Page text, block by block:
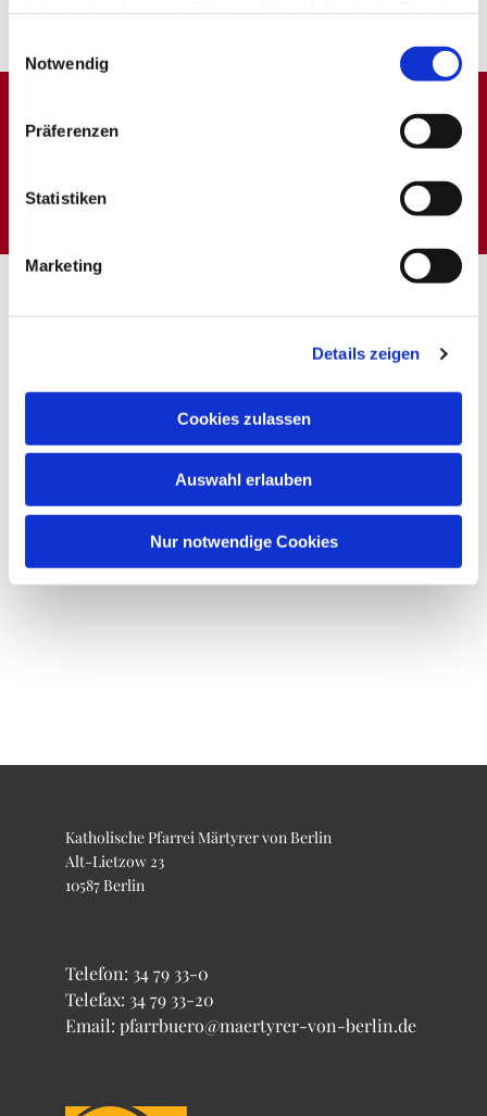
Notwendig
Präferenzen
Statistiken
Marketing
Details zeigen
Cookies zulassen
Auswahl erlauben
Nur notwendige Cookies
Dies könnte Sie auch
Katholische Pfarrei Märtyrer von Berlin
Alt-Lietzow 23
10587 Berlin
Telefon: 34 79 33-0
Telefax: 34 79 33-20
Email: pfarrbuero@maertyrer-von-berlin.de